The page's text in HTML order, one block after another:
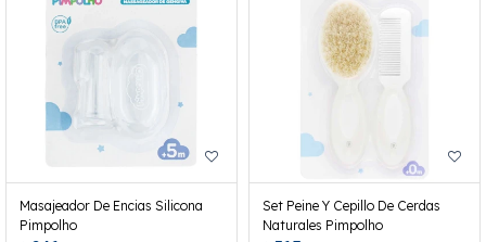
Masajeador De Encias Silicona
Pimpolho
Set Peine Y Cepillo De Cerdas
Naturales Pimpolho